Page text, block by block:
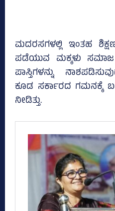
ಮದರಸಗಳಲ್ಲಿ ಇಂತಹ
ಪಡೆಯುವ ಮಕ್ಕಳು
ಪಾಸ್ತಿಗಳನ್ನು
ಕೂಡ ಸರ್ಕಾರದ ಗಮನಕ್ಕೆ
ನೀಡಿತ್ತು.